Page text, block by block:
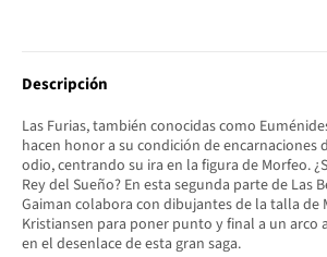
Descripción
Las Furias, también conocidas como
hacen honor a su condición de encarnaciones
odio, centrando su ira en la figura de Morfeo.
Rey del Sueño? En esta segunda parte de Las
Gaiman colabora con dibujantes de la talla de
Kristiansen para poner punto y final a un arco
en el desenlace de esta gran saga.